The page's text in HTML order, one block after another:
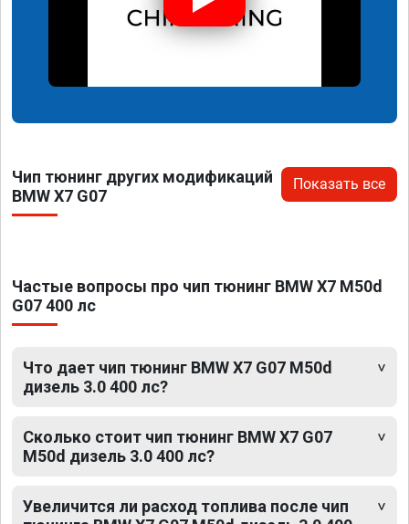
Чип тюнинг других модификаций
BMW X7 G07
Показать все
Частые вопросы про чип тюнинг BMW X7 M50d
G07 400 лс
Что дает чип тюнинг BMW X7 G07 M50d
дизель 3.0 400 лс?
Сколько стоит чип тюнинг BMW X7 G07
M50d дизель 3.0 400 лс?
Увеличится ли расход топлива после чип